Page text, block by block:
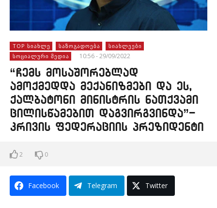
TOP ᲡᲘᲐᲮᲚᲔ ᲡᲐᲖᲝᲒᲐᲓᲝᲔᲑᲐ
ᲡᲘᲐᲮᲚᲔᲔᲑᲘ
ᲡᲝᲪᲘᲐᲚᲣᲠᲘ ᲛᲔᲓᲘᲐ
10:56 - 29/09/2022
“ჩემს მოსაშორებლად
ამოქმედდა მექანიზმები და ეს,
ქალბატონი მინისტრის ნათქვამი
ცილისწამებით დაგვირგვინდა”-
კრივის ფედერაციის პრეზიდენტი
2 0
Facebook Telegram Twitter